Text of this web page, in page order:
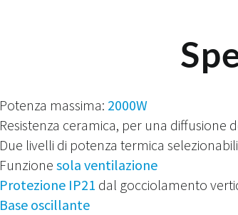
Potenza massima: 2000W
Resistenza ceramica, per una diffusione
Due livelli di potenza termica
Funzione sola ventilazione
Protezione IP21 dal gocciolamento
Base oscillante